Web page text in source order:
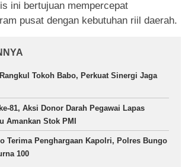
ini bertujuan mempercepat
pusat dengan kebutuhan riil daerah.
Tokoh Babo, Perkuat Sinergi Jaga
81, Aksi Donor Darah Pegawai Lapas
Amankan Stok PMI
Terima Penghargaan Kapolri, Polres Bungo
100